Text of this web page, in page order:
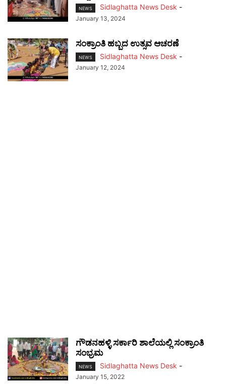
NEWS Sidlaghatta News Desk -
January 13, 2024
ಸಂಕ್ರಾಂತಿ ಹಬ್ಬದ ಉತ್ಸವ ಆಚರಣೆ
NEWS Sidlaghatta News Desk -
January 12, 2024
ಗೌಡನಹಳ್ಳಿ ಸರ್ಕಾರಿ ಶಾಲೆಯಲ್ಲಿ ಸಂಕ್ರಾಂತಿ
ಸಂಭ್ರಮ
NEWS Sidlaghatta News Desk -
January 15, 2022